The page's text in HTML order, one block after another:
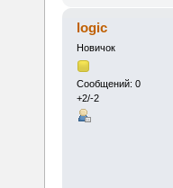
logic
Новичок
Сообщений: 0
+2/-2